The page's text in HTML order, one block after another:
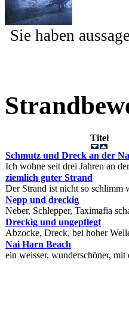
Sie haben
Titel
Schmutz und Dreck an der
Ich wohne seit drei Jahren an
ziemlich guter Strand
Der Strand ist nicht so schlimm
Nepp und dreckig
Neber, Schlepper, Taximafia
Dreckig und ungepflegt
Abzocke, Dreck, bei hoher
Nai Harn Beach
ein weisser, wunderschöner, mit